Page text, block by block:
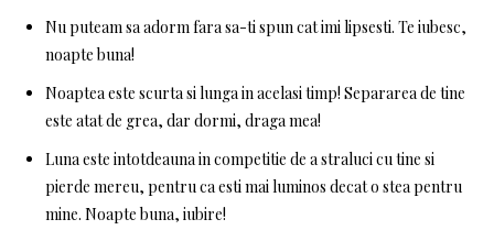
Nu puteam sa adorm fara sa-ti spun cat imi lipsesti. Te iubesc,
noapte buna!
Noaptea este scurta si lunga in acelasi timp! Separarea de tine
este atat de grea, dar dormi, draga mea!
Luna este intotdeauna in competitie de a straluci cu tine si
pierde mereu, pentru ca esti mai luminos decat o stea pentru
mine. Noapte buna, iubire!